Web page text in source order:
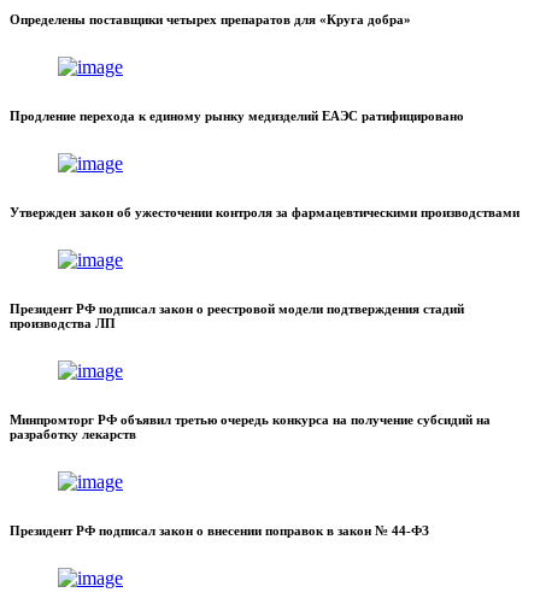
Определены поставщики четырех препаратов для «Круга добра»
Продление перехода к единому рынку медизделий ЕАЭС ратифицировано
Утвержден закон об ужесточении контроля за фармацевтическими производствами
Президент РФ подписал закон о реестровой модели подтверждения стадий
производства ЛП
Минпромторг РФ объявил третью очередь конкурса на получение субсидий на
разработку лекарств
Президент РФ подписал закон о внесении поправок в закон № 44-ФЗ